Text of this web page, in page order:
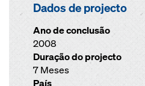
Dados de projecto
Ano de conclusão
2008
Duração do projecto
7 Meses
País